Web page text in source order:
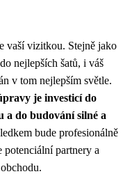
vaší vizitkou. Stejně jako
nejlepších šatů, i váš
v tom nejlepším světle.
je investicí do
a do budování silné a
bude profesionálně
potenciální partnery a